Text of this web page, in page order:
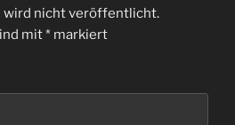
wird nicht veröffentlicht.
mit* markiert